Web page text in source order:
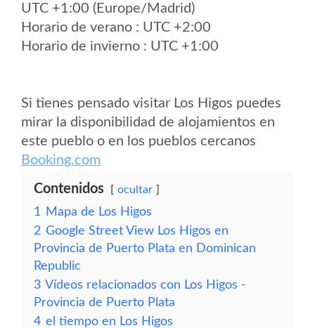
UTC +1:00 (Europe/Madrid)
Horario de verano : UTC +2:00
Horario de invierno : UTC +1:00
Si tienes pensado visitar Los Higos puedes
mirar la disponibilidad de alojamientos en
este pueblo o en los pueblos cercanos
Booking.com
Contenidos ocultar
1
Mapa de Los Higos
2 Google Street View Los Higos en
Provincia de Puerto Plata en Dominican
Republic
3 Vídeos relacionados con Los Higos -
Provincia de Puerto Plata
4 el tiempo en Los Higos